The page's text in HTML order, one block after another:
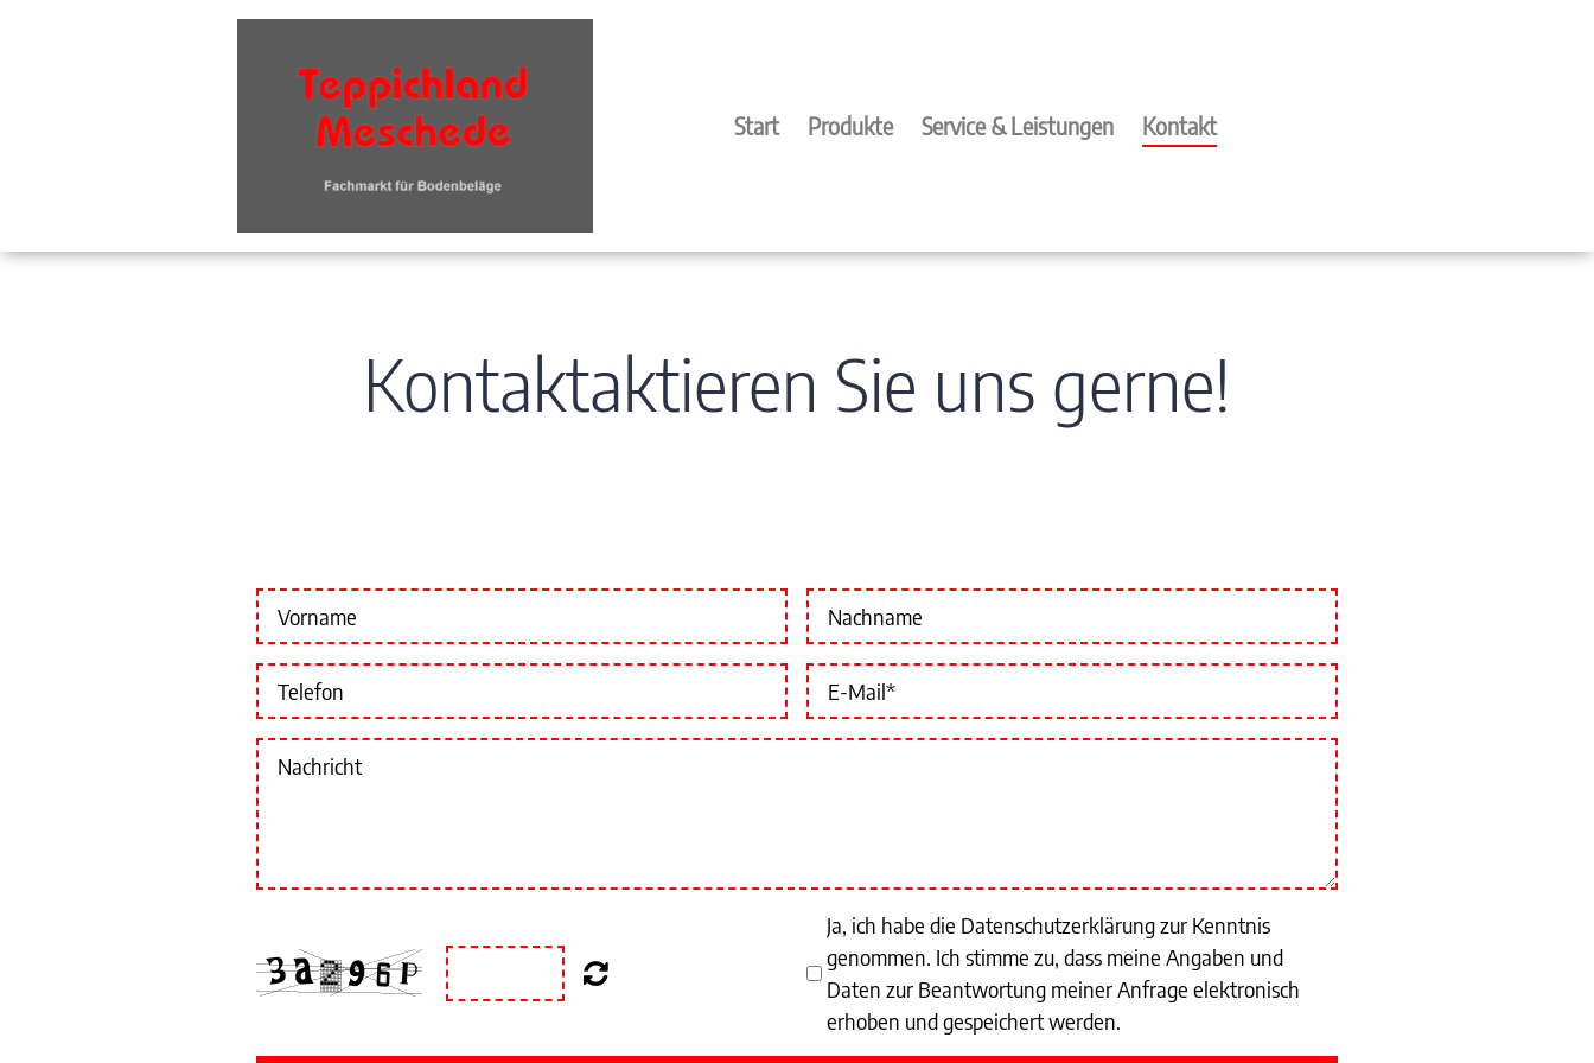
Start Produkte Service & Leistungen Kontakt
Kontaktaktieren Sie uns gerne!
Ja, ich habe die Datenschutzerklärung zur Kenntnis
genommen. Ich stimme zu, dass meine Angaben und
Daten zur Beantwortung meiner Anfrage elektronisch
erhoben und gespeichert werden.